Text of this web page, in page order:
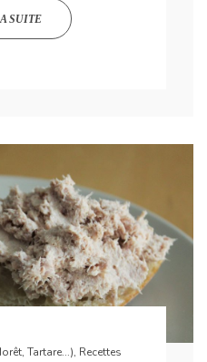
SUITE
Tartare...), Recettes